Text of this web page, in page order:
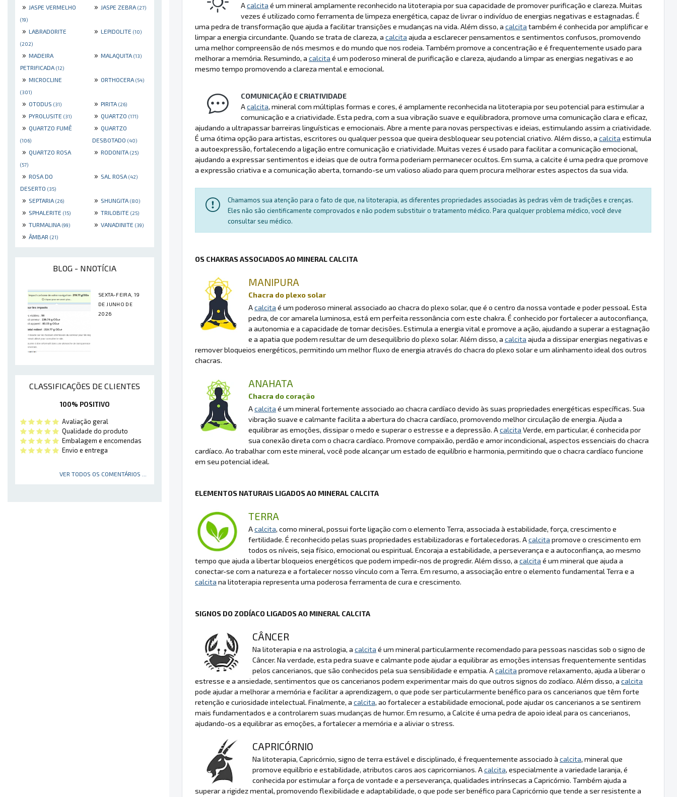
» JASPE VERMELHO
(19)
» JASPE ZEBRA (27)
» LABRADORITE
(202)
» LEPIDOLITE (10)
» MADEIRA
PETRIFICADA (12)
» MALAQUITA (13)
» MICROCLINE
(301)
» ORTHOCERA (54)
» OTODUS (31) » PIRITA (26)
» PYROLUSITE (31) » QUARTZO (171)
» QUARTZO FUMÊ
(106)
» QUARTZO
DESBOTADO (40)
» QUARTZO ROSA
(57)
» RODONITA (25)
» ROSA DO
DESERTO (35)
» SAL ROSA (42)
» SEPTARIA (26) » SHUNGITA (80)
» SPHALERITE (15) » TRILOBITE (25)
» TURMALINA (99) » VANADINITE (39)
» ÂMBAR (21)
BLOG - NNOTÍCIA
SEXTA-FEIRA, 19
DE JUNHO DE
2026
CLASSIFICAÇÕES DE CLIENTES
100% POSITIVO
Avaliação geral
Qualidade do produto
Embalagem e encomendas
Envio e entrega
VER TODOS OS COMENTÁRIOS ...
Acalcita é um mineral amplamente reconhecido na litoterapia por sua capacidade de promover purificação e clareza. Muitas
vezes é utilizado como ferramenta de limpeza energética, capaz de livrar o indivíduo de energias negativas e estagnadas. É
uma pedra de transformação que ajuda a facilitar transições e mudanças na vida. Além disso, a calcita também é conhecida por amplificar e
limpar a energia circundante. Quando se trata de clareza, a calcita ajuda a esclarecer pensamentos e sentimentos confusos, promovendo
uma melhor compreensão de nós mesmos e do mundo que nos rodeia. Também promove a concentração e é frequentemente usado para
melhorar a memória. Resumindo, a calcita é um poderoso mineral de purificação e clareza, ajudando a limpar as energias negativas e ao
mesmo tempo promovendo a clareza mental e emocional.
COMUNICAÇÃO E CRIATIVIDADE
Acalcita, mineral com múltiplas formas e cores, é amplamente reconhecida na litoterapia por seu potencial para estimular a
comunicação e a criatividade. Esta pedra, com a sua vibração suave e equilibradora, promove uma comunicação clara e eficaz,
ajudando a ultrapassar barreiras linguísticas e emocionais. Abre a mente para novas perspectivas e ideias, estimulando assim a criatividade.
É uma ótima opção para artistas, escritores ou qualquer pessoa que queira desbloquear seu potencial criativo. Além disso, a calcita estimula
a autoexpressão, fortalecendo a ligação entre comunicação e criatividade. Muitas vezes é usado para facilitar a comunicação emocional,
ajudando a expressar sentimentos e ideias que de outra forma poderiam permanecer ocultos. Em suma, a calcite é uma pedra que promove
a expressão criativa e a comunicação aberta, tornando-se um valioso aliado para quem procura melhorar estes aspectos da sua vida.
Chamamos sua atenção para o fato de que, na litoterapia, as diferentes propriedades associadas às pedras vêm de tradições e crenças.
Eles não são cientificamente comprovados e não podem substituir o tratamento médico. Para qualquer problema médico, você deve
consultar seu médico.
OS CHAKRAS ASSOCIADOS AO MINERAL CALCITA
MANIPURA
Chacra do plexo solar
Acalcita é um poderoso mineral associado ao chacra do plexo solar, que é o centro da nossa vontade e poder pessoal. Esta
pedra, de cor amarela luminosa, está em perfeita ressonância com este chakra. É conhecido por fortalecer a autoconfiança,
a autonomia e a capacidade de tomar decisões. Estimula a energia vital e promove a ação, ajudando a superar a estagnação
e a apatia que podem resultar de um desequilíbrio do plexo solar. Além disso, a calcita ajuda a dissipar energias negativas e
remover bloqueios energéticos, permitindo um melhor fluxo de energia através do chacra do plexo solar e um alinhamento ideal dos outros
chacras.
ANAHATA
Chacra do coração
Acalcita é um mineral fortemente associado ao chacra cardíaco devido às suas propriedades energéticas específicas. Sua
vibração suave e calmante facilita a abertura do chacra cardíaco, promovendo melhor circulação de energia. Ajuda a
equilibrar as emoções, dissipar o medo e superar o estresse e a depressão. Acalcita Verde, em particular, é conhecida por
sua conexão direta com o chacra cardíaco. Promove compaixão, perdão e amor incondicional, aspectos essenciais do chacra
cardíaco. Ao trabalhar com este mineral, você pode alcançar um estado de equilíbrio e harmonia, permitindo que o chacra cardíaco funcione
em seu potencial ideal.
ELEMENTOS NATURAIS LIGADOS AO MINERAL CALCITA
TERRA
Acalcita, como mineral, possui forte ligação com o elemento Terra, associada à estabilidade, força, crescimento e
fertilidade. É reconhecido pelas suas propriedades estabilizadoras e fortalecedoras. Acalcita promove o crescimento em
todos os níveis, seja físico, emocional ou espiritual. Encoraja a estabilidade, a perseverança e a autoconfiança, ao mesmo
tempo que ajuda a libertar bloqueios energéticos que podem impedir-nos de progredir. Além disso, a calcita é um mineral que ajuda a
conectar-se com a natureza e a fortalecer nosso vínculo com a Terra. Em resumo, a associação entre o elemento fundamental Terra e a
calcita na litoterapia representa uma poderosa ferramenta de cura e crescimento.
SIGNOS DO ZODÍACO LIGADOS AO MINERAL CALCITA
CÂNCER
Na litoterapia e na astrologia, a calcita é um mineral particularmente recomendado para pessoas nascidas sob o signo de
Câncer. Na verdade, esta pedra suave e calmante pode ajudar a equilibrar as emoções intensas frequentemente sentidas
pelos cancerianos, que são conhecidos pela sua sensibilidade e empatia. Acalcita promove relaxamento, ajuda a liberar o
estresse e a ansiedade, sentimentos que os cancerianos podem experimentar mais do que outros signos do zodíaco. Além disso, a calcita
pode ajudar a melhorar a memória e facilitar a aprendizagem, o que pode ser particularmente benéfico para os cancerianos que têm forte
retenção e curiosidade intelectual. Finalmente, a calcita, ao fortalecer a estabilidade emocional, pode ajudar os cancerianos a se sentirem
mais fundamentados e a controlarem suas mudanças de humor. Em resumo, a Calcite é uma pedra de apoio ideal para os cancerianos,
ajudando-os a equilibrar as emoções, a fortalecer a memória e a aliviar o stress.
CAPRICÓRNIO
Na litoterapia, Capricórnio, signo de terra estável e disciplinado, é frequentemente associado à calcita, mineral que
promove equilíbrio e estabilidade, atributos caros aos capricornianos. Acalcita, especialmente a variedade laranja, é
conhecida por estimular a força de vontade e a perseverança, qualidades intrínsecas a Capricórnio. Também ajuda a
superar a rigidez mental, promovendo flexibilidade e adaptabilidade, o que pode ser benéfico para Capricórnio que tende a ser resistente a